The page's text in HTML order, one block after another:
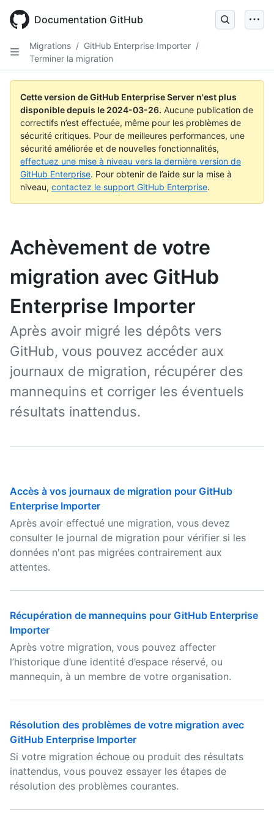
main
Documentation GitHub
Migrations / GitHub Enterprise Importer /
Terminer la migration
Cette version de GitHub Enterprise Server n'est plus
disponible depuis le 2024-03-26. Aucune publication de
correctifs n’est effectuée, même pour les problèmes de
sécurité critiques. Pour de meilleures performances, une
sécurité améliorée et de nouvelles fonctionnalités,
effectuez une mise à niveau vers la dernière version de
GitHub Enterprise. Pour obtenir de l’aide sur la mise à
niveau, contactez le support GitHub Enterprise.
Achèvement de votre
migration avec GitHub
Enterprise Importer
Après avoir migré les dépôts vers
GitHub, vous pouvez accéder aux
journaux de migration, récupérer des
mannequins et corriger les éventuels
résultats inattendus.
Accès à vos journaux de migration pour GitHub
Enterprise Importer
Après avoir effectué une migration, vous devez
consulter le journal de migration pour vérifier si les
données n'ont pas migrées contrairement aux
attentes.
Récupération de mannequins pour GitHub Enterprise
Importer
Après votre migration, vous pouvez affecter
l’historique d’une identité d’espace réservé, ou
mannequin, à un membre de votre organisation.
Résolution des problèmes de votre migration avec
GitHub Enterprise Importer
Si votre migration échoue ou produit des résultats
inattendus, vous pouvez essayer les étapes de
résolution des problèmes courantes.